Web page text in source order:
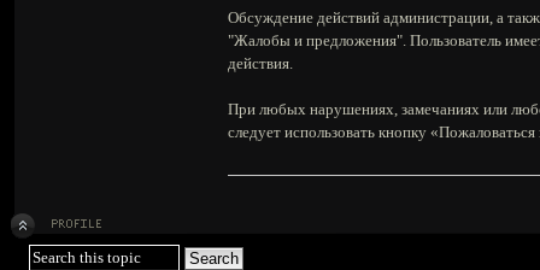
Обсуждение действий администрации, а
"Жалобы и предложения". Пользователь
действия.
При любых нарушениях, замечаниях или
следует использовать кнопку